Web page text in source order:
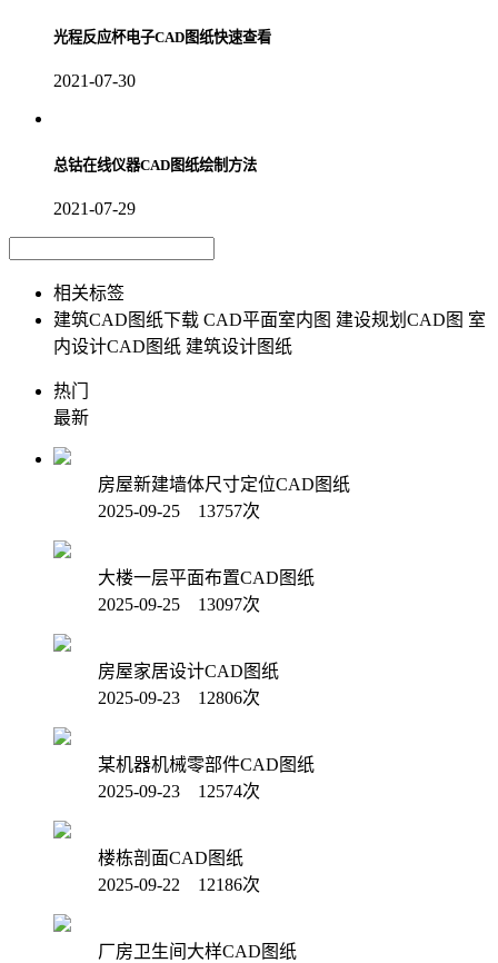
光程反应杯电子CAD图纸快速查看
2021-07-30
总钴在线仪器CAD图纸绘制方法
2021-07-29
相关标签
建筑CAD图纸下载 CAD平面室内图 建设规划CAD图 室
内设计CAD图纸 建筑设计图纸
热门
最新
房屋新建墙体尺寸定位CAD图纸
2025-09-25 13757次
大楼一层平面布置CAD图纸
2025-09-25 13097次
房屋家居设计CAD图纸
2025-09-23 12806次
某机器机械零部件CAD图纸
2025-09-23 12574次
楼栋剖面CAD图纸
2025-09-22 12186次
厂房卫生间大样CAD图纸